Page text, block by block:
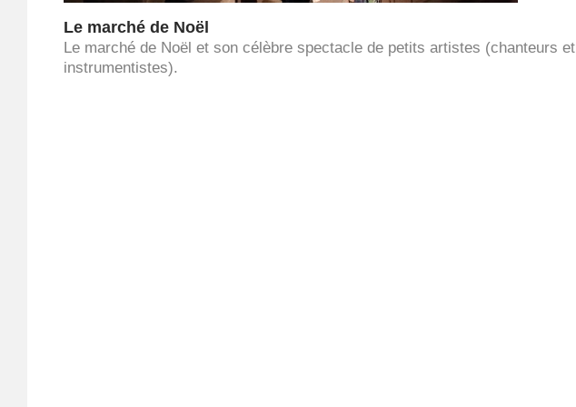
Le marché de Noël
Le marché de Noël et son célèbre spectacle de petits artistes (chanteurs et
instrumentistes).